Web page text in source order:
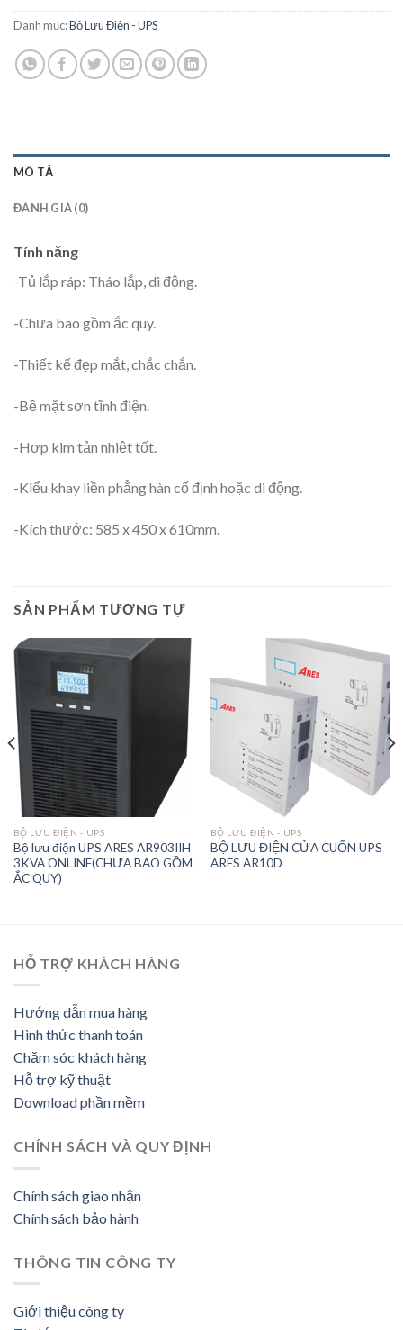
Danh mục:Bộ Lưu Điện - UPS
MÔ TẢ
ĐÁNH GIÁ (0)
Tính năng
-Tủ lắp ráp: Tháo lắp, di động.
-Chưa bao gồm ắc quy.
-Thiết kế đẹp mắt, chắc chắn.
-Bề mặt sơn tĩnh điện.
-Hợp kim tản nhiệt tốt.
-Kiểu khay liền phẳng hàn cố định hoặc di động.
-Kích thước: 585 x 450 x 610mm.
SẢN PHẨM TƯƠNG TỰ
BỘ LƯU ĐIỆN - UPS
Bộ lưu điện UPS ARES AR903IIH
3KVA ONLINE(CHƯA BAO GỒM
ẮC QUY)
BỘ LƯU ĐIỆN - UPS
BỘ LƯU ĐIỆN CỬA CUỐN UPS
ARES AR10D
HỖ TRỢ KHÁCH HÀNG
Hướng dẫn mua hàng
Hình thức thanh toán
Chăm sóc khách hàng
Hỗ trợ kỹ thuật
Download phần mềm
CHÍNH SÁCH VÀ QUY ĐỊNH
Chính sách giao nhận
Chính sách bảo hành
THÔNG TIN CÔNG TY
Giới thiệu công ty